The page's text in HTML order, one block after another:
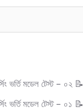
ভর্তি মডেল টেস্ট – ০২ 📝
ভর্তি মডেল টেস্ট – ০১ 📝